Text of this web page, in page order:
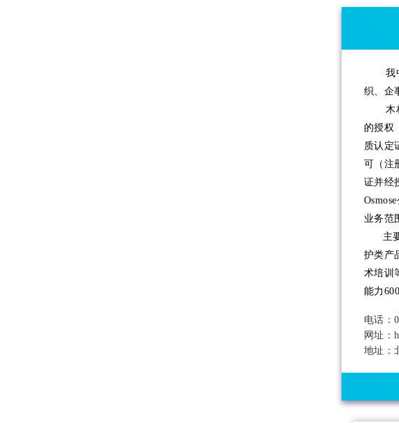
我中
织、企
木材
的授权
质认定
可（注
证并经
业务范
主要
护类产
术培训
能力
电话：
网址：
地址：